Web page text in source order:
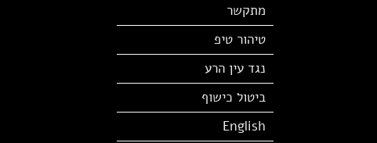
מתקשר
טיהור טיפ
נגד עין הרע
ביטול כישוף
English